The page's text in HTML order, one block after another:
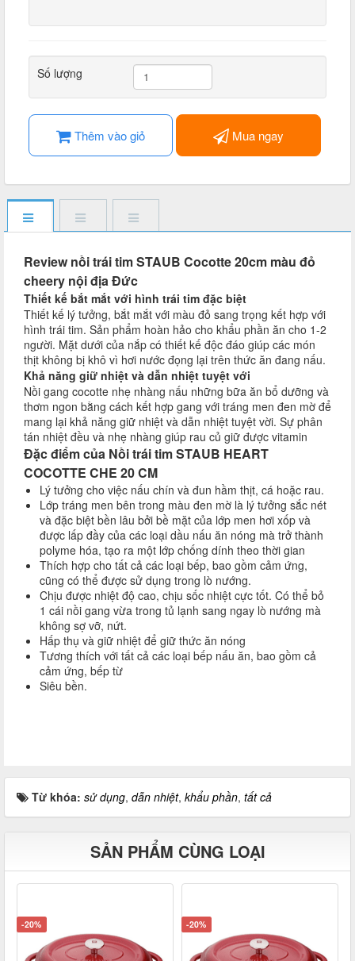
Số lượng
Thêm vào giỏ Mua ngay
Review nồi trái tim STAUB Cocotte 20cm màu đỏ
cheery nội địa Đức
Thiết kế bắt mắt với hình trái tim đặc biệt
Thiết kế lý tưởng, bắt mắt với màu đỏ sang trọng kết hợp với
hình trái tim. Sản phẩm hoàn hảo cho khẩu phần ăn cho 1-2
người. Mặt dưới của nắp có thiết kế độc đáo giúp các món
thịt không bị khô vì hơi nước đọng lại trên thức ăn đang nấu.
Khả năng giữ nhiệt và dẫn nhiệt tuyệt với
Nồi gang cocotte nhẹ nhàng nấu những bữa ăn bổ dưỡng và
thơm ngon bằng cách kết hợp gang với tráng men đen mờ để
mang lại khả năng giữ nhiệt và dẫn nhiệt tuyệt vời. Sự phân
tán nhiệt đều và nhẹ nhàng giúp rau củ giữ được vitamin
Đặc điểm của Nồi trái tim STAUB HEART
COCOTTE CHE 20 CM
Lý tưởng cho việc nấu chín và đun hầm thịt, cá hoặc rau.
Lớp tráng men bên trong màu đen mờ là lý tưởng sắc nét
và đặc biệt bền lâu bởi bề mặt của lớp men hơi xốp và
được lấp đầy của các loại dầu nấu ăn nóng mà trở thành
polyme hóa, tạo ra một lớp chống dính theo thời gian
Thích hợp cho tất cả các loại bếp, bao gồm cảm ứng,
cũng có thể được sử dụng trong lò nướng.
Chịu được nhiệt độ cao, chịu sốc nhiệt cực tốt. Có thể bỏ
1 cái nồi gang vừa trong tủ lạnh sang ngay lò nướng mà
không sợ vỡ, nứt.
Hấp thụ và giữ nhiệt để giữ thức ăn nóng
Tương thích với tất cả các loại bếp nấu ăn, bao gồm cả
cảm ứng, bếp từ
Siêu bền.
Từ khóa: sử dụng, dẫn nhiệt, khẩu phần, tất cả
SẢN PHẨM CÙNG LOẠI
-20% -20%